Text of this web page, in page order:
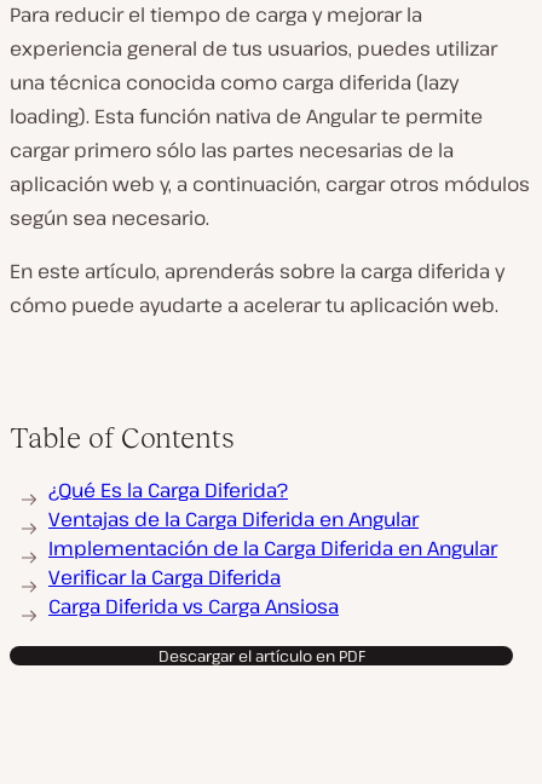
Para reducir el tiempo de carga y mejorar la
experiencia general de tus usuarios, puedes utilizar
una técnica conocida como carga diferida (lazy
loading). Esta función nativa de Angular te permite
cargar primero sólo las partes necesarias de la
aplicación web y, a continuación, cargar otros módulos
según sea necesario.
En este artículo, aprenderás sobre la carga diferida y
cómo puede ayudarte a acelerar tu aplicación web.
Table of Contents
¿Qué Es la Carga Diferida?
Ventajas de la Carga Diferida en Angular
Implementación de la Carga Diferida en Angular
Verificar la Carga Diferida
Carga Diferida vs Carga Ansiosa
Descargar el artículo en PDF